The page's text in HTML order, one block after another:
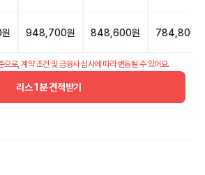
948,700원 848,600원 784,800원
으로, 계약 조건 및 금융사 심사에 따라 변동될 수 있어요.
리스 1분 견적받기